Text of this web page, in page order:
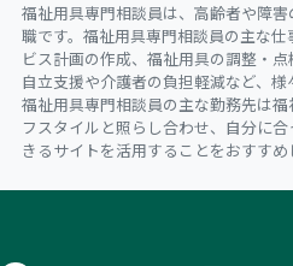
福祉用具専門相談員は、高齢者や障
職です。福祉用具専門相談員の主な
ビス計画の作成、福祉用具の調整・
自立支援や介護者の負担軽減など、
福祉用具専門相談員の主な勤務先は
フスタイルと照らし合わせ、自分に
きるサイトを活用することをおすすめ